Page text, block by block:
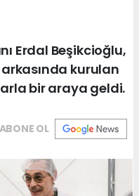
Erdal Beşikcioğlu,
kurulan
bir araya geldi.
ABONE OL